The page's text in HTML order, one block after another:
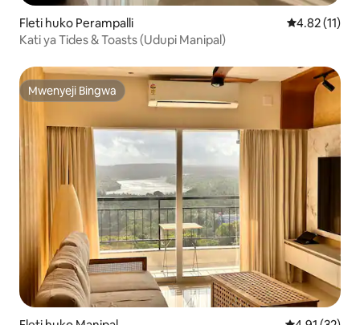
Fleti huko Perampalli Ukadiriaji wa
4.82 (11)
Kati ya Tides & Toasts (Udupi Manipal)
Mwenyeji Bingwa
Mwenyeji Bingwa